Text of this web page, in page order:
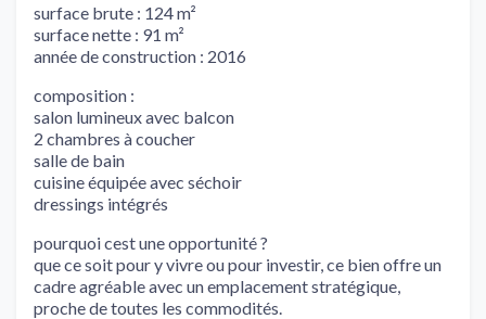
surface brute : 124 m²
surface nette : 91 m²
année de construction : 2016
composition :
salon lumineux avec balcon
2 chambres à coucher
salle de bain
cuisine équipée avec séchoir
dressings intégrés
pourquoi cest une opportunité ?
que ce soit pour y vivre ou pour investir, ce bien offre un
cadre agréable avec un emplacement stratégique,
proche de toutes les commodités.